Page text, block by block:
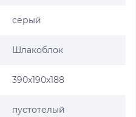
серый
Шлакоблок
390x190x188
пустотелый